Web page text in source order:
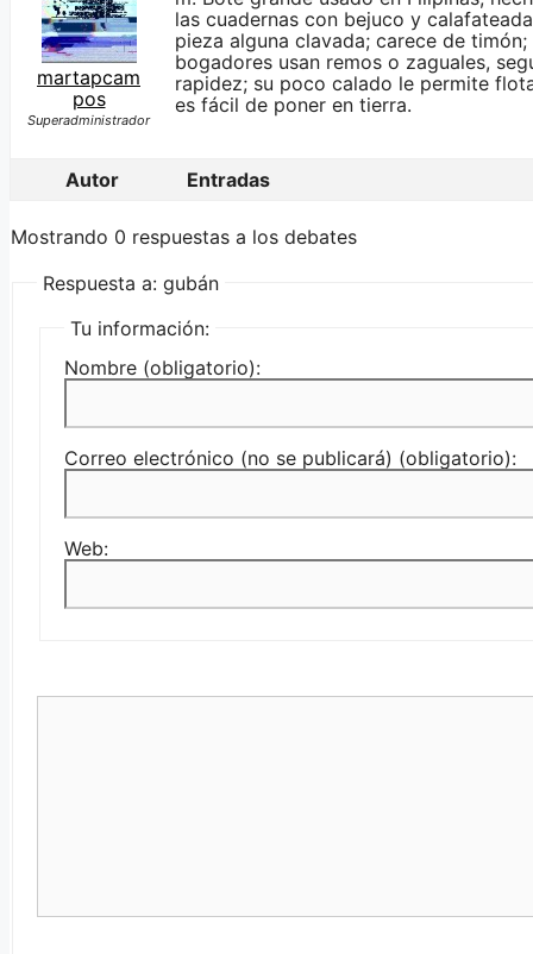
martapcam
pos
Superadministrador
las cuadernas con bejuco y
pieza alguna clavada; carece de
bogadores usan remos o zaguales,
rapidez; su poco calado le permite
es fácil de poner en tierra.
Autor Entradas
Mostrando 0 respuestas a los debates
Respuesta a: gubán
Tu información:
Nombre (obligatorio):
Correo electrónico (no se publicará) (obligatorio):
Web: